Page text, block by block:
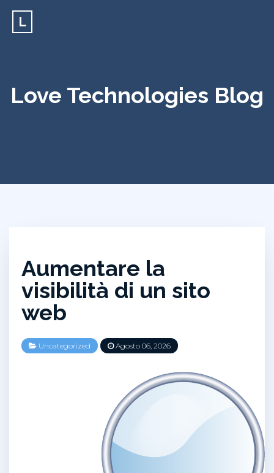
L
Love Technologies Blog
Aumentare la
visibilità di un sito
web
Uncategorized Agosto 06, 2026